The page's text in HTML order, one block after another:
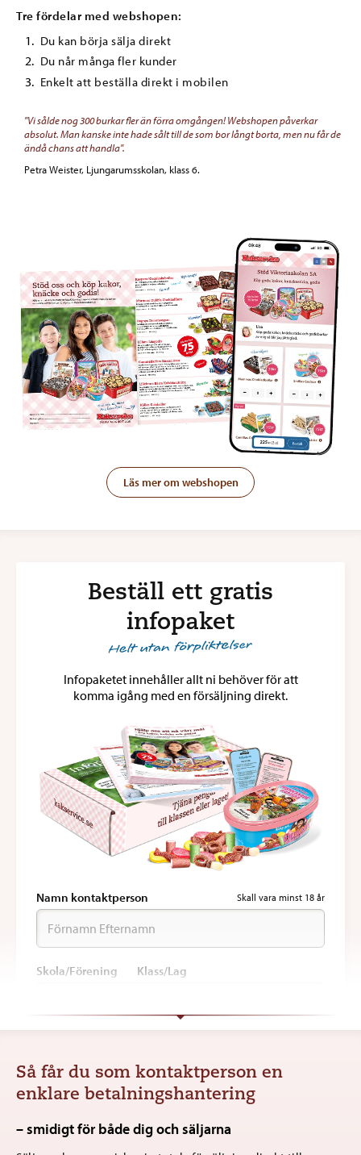
Tre fördelar med webshopen:
Du kan börja sälja direkt
Du når många fler kunder
Enkelt att beställa direkt i mobilen
"Vi sålde nog 300 burkar fler än förra omgången! Webshopen påverkar
absolut. Man kanske inte hade sålt till de som bor långt borta, men nu får de
ändå chans att handla".
Petra Weister, Ljungarumsskolan, klass 6.
Läs mer om webshopen
Beställ ett gratis
infopaket
Infopaketet innehåller allt ni behöver för att
komma igång med en försäljning direkt.
Namn kontaktperson Skall vara minst 18 år
Skola/Förening Klass/Lag
Så får du som kontaktperson en
enklare betalningshantering
– smidigt för både dig och säljarna